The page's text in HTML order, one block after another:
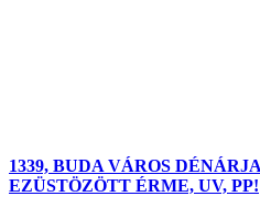
1339, BUDA VÁROS
EZÜSTÖZÖTT ÉRME, UV, PP!